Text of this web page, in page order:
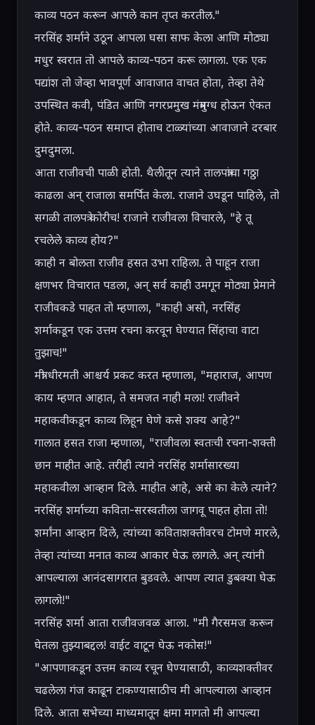
काव्य पठन करून आपले कान तृप्त करतील."
नरसिंह शर्माने उठून आपला घसा साफ केला आणि मोठ्या
मधुर स्वरात तो आपले काव्य-पठन करू लागला. एक एक
पद्यांश तो जेव्हा भावपूर्ण आवाजात वाचत होता, तेव्हा तेथे
उपस्थित कवी, पंडित आणि नगरप्रमुख मंत्रमुग्ध होऊन ऐकत
होते. काव्य-पठन समाप्त होताच टाळ्यांच्या आवाजाने दरबार
दुमदुमला.
आता राजीवची पाळी होती. थैलीतून त्याने तालपत्रांचा गठ्ठा
काढला अन् राजाला समर्पित केला. राजाने उघडून पाहिले, तो
सगळी तालपत्रे कोरीच! राजाने राजीवला विचारले, "हे तू
रचलेले काव्य होय?"
काही न बोलता राजीव हसत उभा राहिला. ते पाहून राजा
क्षणभर विचारात पडला, अन् सर्व काही उमगून मोठ्या प्रेमाने
राजीवकडे पाहत तो म्हणाला, "काही असो, नरसिंह
शर्माकडून एक उत्तम रचना करवून घेण्यात सिंहाचा वाटा
तुझाच!"
मंत्री धीरमती आश्चर्य प्रकट करत म्हणाला, "महाराज, आपण
काय म्हणत आहात, ते समजत नाही मला! राजीवने
महाकवीकडून काव्य लिहून घेणे कसे शक्य आहे?"
गालात हसत राजा म्हणाला, "राजीवला स्वतःची रचना-शक्ती
छान माहीत आहे. तरीही त्याने नरसिंह शर्मासारख्या
महाकवीला आव्हान दिले. माहीत आहे, असे का केले त्याने?
नरसिंह शर्माच्या कविता-सरस्वतीला जागवू पाहत होता तो!
शर्मांना आव्हान दिले, त्यांच्या कविताशक्तीवरच टोमणे मारले,
तेव्हा त्यांच्या मनात काव्य आकार घेऊ लागले. अन् त्यांनी
आपल्याला आनंदसागरात बुडवले. आपण त्यात डुबक्या घेऊ
लागलो!"
नरसिंह शर्मा आता राजीवजवळ आला. "मी गैरसमज करून
घेतला तुझ्याबद्दल! वाईट वाटून घेऊ नकोस!"
"आपणाकडून उत्तम काव्य रचून घेण्यासाठी, काव्यशक्तीवर
चढलेला गंज काढून टाकण्यासाठीच मी आपल्याला आव्हान
दिले. आता सभेच्या माध्यमातून क्षमा मागतो मी आपल्या